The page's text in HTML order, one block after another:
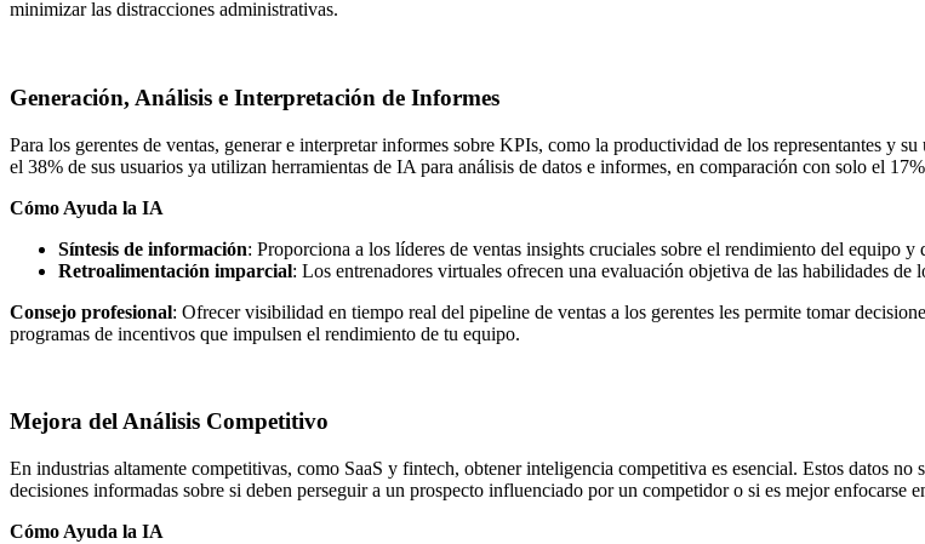
minimizar las distracciones administrativas.
Generación, Análisis e Interpretación de Informes
Para los gerentes de ventas, generar e interpretar informes sobre KPIs, como la productividad de los representantes y
el 38% de sus usuarios ya utilizan herramientas de IA para análisis de datos e informes, en comparación con solo el
Cómo Ayuda la IA
Síntesis de información: Proporciona a los líderes de ventas insights cruciales sobre el rendimiento del equipo y
Retroalimentación imparcial: Los entrenadores virtuales ofrecen una evaluación objetiva de las habilidades de
Consejo profesional: Ofrecer visibilidad en tiempo real del pipeline de ventas a los gerentes les permite tomar
programas de incentivos que impulsen el rendimiento de tu equipo.
Mejora del Análisis Competitivo
En industrias altamente competitivas, como SaaS y fintech, obtener inteligencia competitiva es esencial. Estos datos
decisiones informadas sobre si deben perseguir a un prospecto influenciado por un competidor o si es mejor enfocarse
Cómo Ayuda la IA